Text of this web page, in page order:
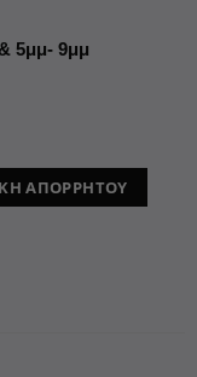
5μμ- 9μμ
ΑΠΟΡΡΗΤΟΥ